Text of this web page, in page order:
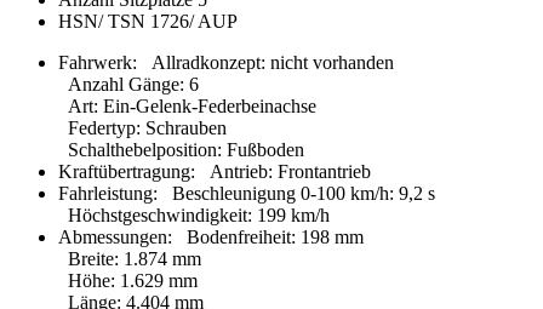
HSN/ TSN 1726/ AUP
Fahrwerk:
Allradkonzept: nicht vorhanden
Anzahl Gänge: 6
Art: Ein-Gelenk-Federbeinachse
Federtyp: Schrauben
Schalthebelposition: Fußboden
Kraftübertragung:
Antrieb: Frontantrieb
Fahrleistung:
Beschleunigung 0-100 km/h: 9,2 s
Höchstgeschwindigkeit: 199 km/h
Abmessungen:
Bodenfreiheit: 198 mm
Breite: 1.874 mm
Höhe: 1.629 mm
Länge: 4.404 mm